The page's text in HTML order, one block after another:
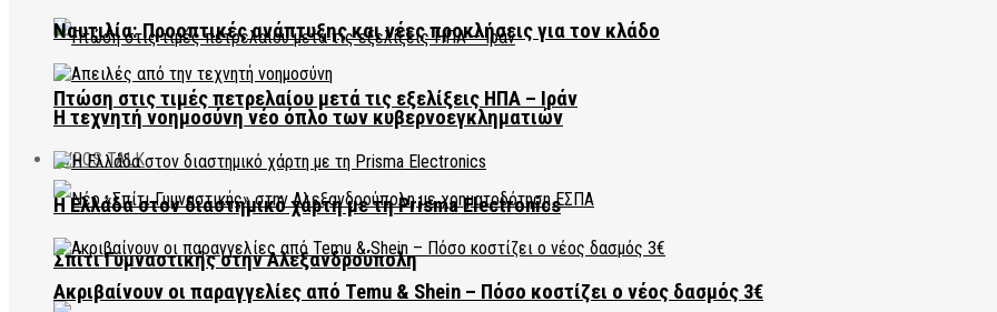
Πτώση στις τιμές πετρελαίου μετά τις εξελίξεις ΗΠΑ – Ιράν
EVROS TALK
Σπίτι Γυμναστικής στην Αλεξανδρούπολη
Ναυτιλία: Προοπτικές ανάπτυξης και νέες προκλήσεις για τον κλάδο
Η τεχνητή νοημοσύνη νέο όπλο των κυβερνοεγκληματιών
Η Ελλάδα στον διαστημικό χάρτη με τη Prisma Electronics
Ακριβαίνουν οι παραγγελίες από Temu & Shein – Πόσο κοστίζει ο νέος δασμός 3€